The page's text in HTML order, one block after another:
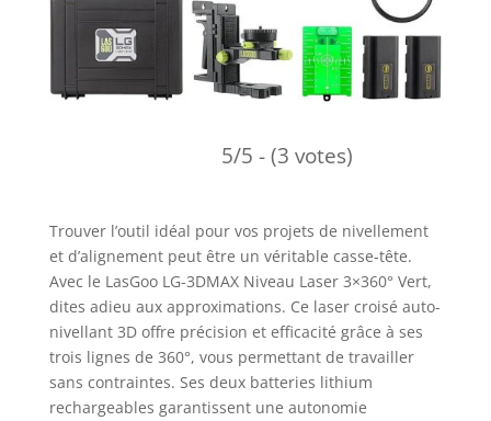
5/5 - (3 votes)
Trouver l’outil idéal pour vos projets de nivellement
et d’alignement peut être un véritable casse-tête.
Avec le LasGoo LG-3DMAX Niveau Laser 3×360° Vert,
dites adieu aux approximations. Ce laser croisé auto-
nivellant 3D offre précision et efficacité grâce à ses
trois lignes de 360°, vous permettant de travailler
sans contraintes. Ses deux batteries lithium
rechargeables garantissent une autonomie